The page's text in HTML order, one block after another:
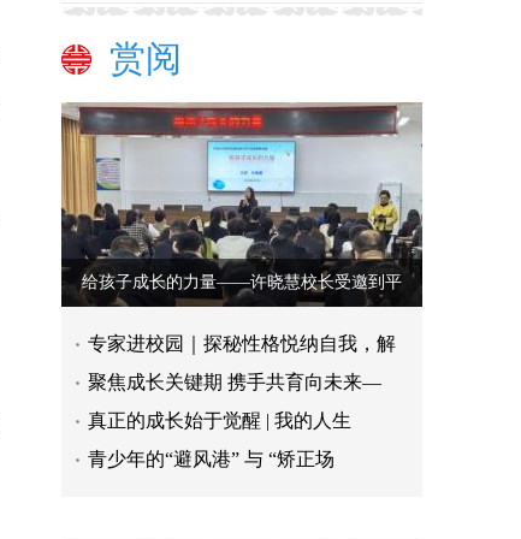
赏阅
给孩子成长的力量——许晓慧校长受邀到平
专家进校园｜探秘性格悦纳自我，解
聚焦成长关键期 携手共育向未来—
真正的成长始于觉醒 | 我的人生
青少年的“避风港” 与 “矫正场